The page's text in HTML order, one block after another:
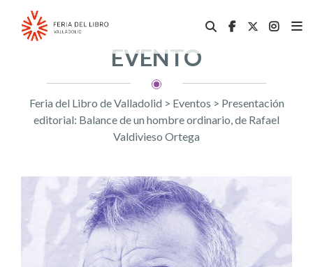
EVENTO
Feria del Libro de Valladolid > Eventos > Presentación
editorial: Balance de un hombre ordinario, de Rafael
Valdivieso Ortega